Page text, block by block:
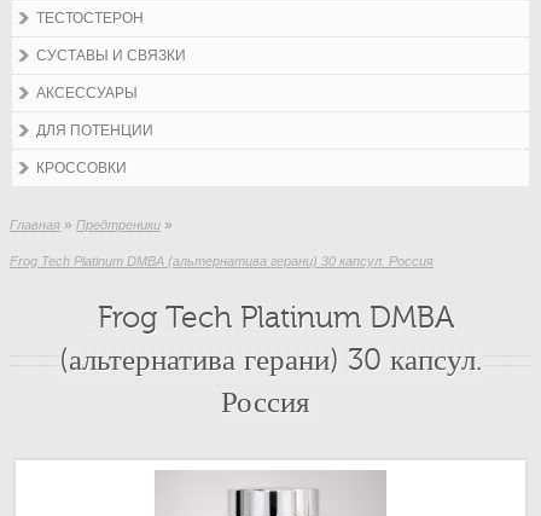
ТЕСТОСТЕРОН
СУСТАВЫ И СВЯЗКИ
АКСЕССУАРЫ
ДЛЯ ПОТЕНЦИИ
КРОССОВКИ
Главная » Предтреники »
Frog Tech Platinum DMBA (альтернатива герани) 30 капсул. Россия
Frog Tech Platinum DMBA
(альтернатива герани) 30 капсул.
Россия